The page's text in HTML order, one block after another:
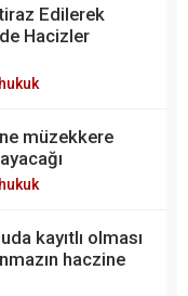
Edilerek
Hacizler
müzekkere
kayıtlı olması
haczine